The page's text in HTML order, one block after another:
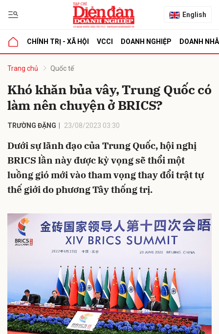
English
CHÍNH TRỊ - XÃ HỘI VCCI DOANH NGHIỆP DOANH
Trang chủ Quốc tế
Khó khăn bủa vây, Trung Quốc có
làm nên chuyện ở BRICS?
TRƯỜNG ĐẶNG 23/08/2023 03:30
Dưới sự lãnh đạo của Trung Quốc, hội nghị
BRICS lần này được kỳ vọng sẽ thổi một
luồng gió mới vào tham vọng thay đổi trật tự
thế giới do phương Tây thống trị.
luận
Hủy